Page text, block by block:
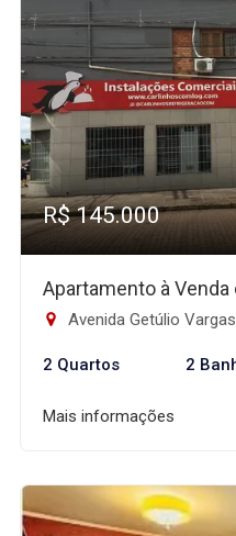
R$ 145.000
Apartamento à
Avenida Getúlio
2 Quartos 2
Mais informações